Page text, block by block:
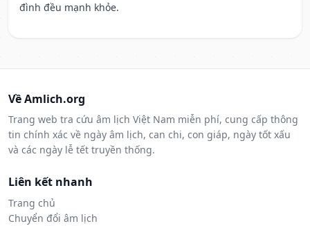
đình đều mạnh khỏe.
Về Amlich.org
Trang web tra cứu âm lịch Việt Nam miễn phí, cung cấp thông
tin chính xác về ngày âm lịch, can chi, con giáp, ngày tốt xấu
và các ngày lễ tết truyền thống.
Liên kết nhanh
Trang chủ
Chuyển đổi âm lịch